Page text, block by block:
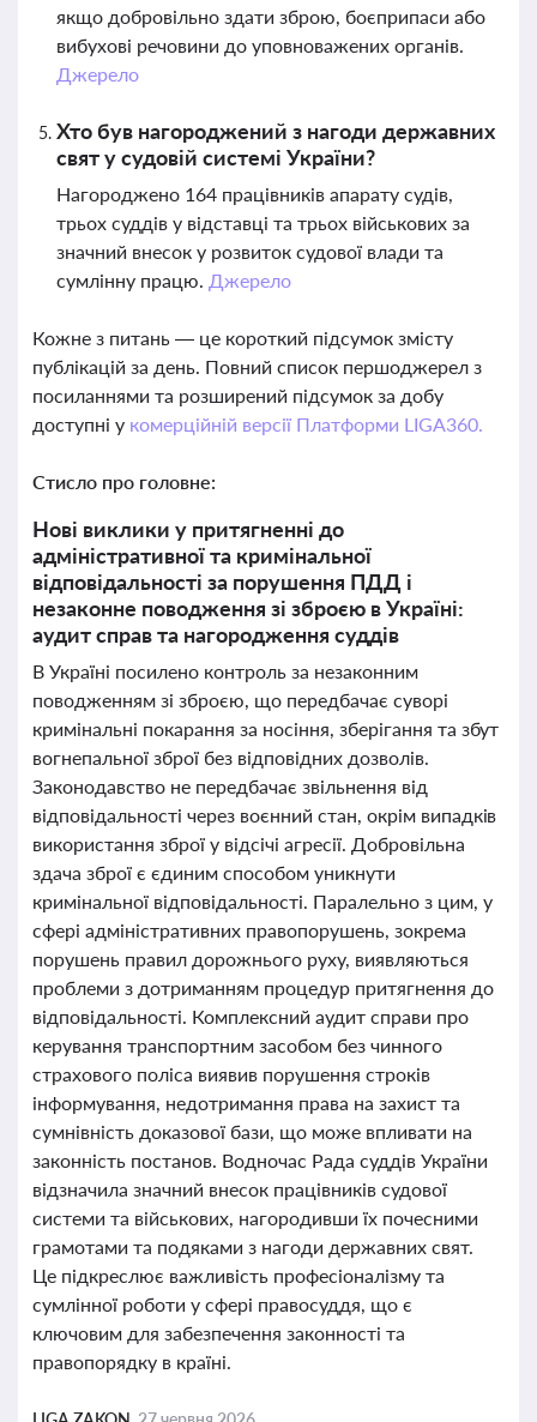
якщо добровільно здати зброю, боєприпаси або
вибухові речовини до уповноважених органів.
Джерело
Хто був нагороджений з нагоди державних
свят у судовій системі України?
Нагороджено 164 працівників апарату судів,
трьох суддів у відставці та трьох військових за
значний внесок у розвиток судової влади та
сумлінну працю. Джерело
Кожне з питань — це короткий підсумок змісту
публікацій за день. Повний список першоджерел з
посиланнями та розширений підсумок за добу
доступні у комерційній версії Платформи LIGA360.
Стисло про головне:
Нові виклики у притягненні до
адміністративної та кримінальної
відповідальності за порушення ПДД і
незаконне поводження зі зброєю в Україні:
аудит справ та нагородження суддів
В Україні посилено контроль за незаконним
поводженням зі зброєю, що передбачає суворі
кримінальні покарання за носіння, зберігання та збут
вогнепальної зброї без відповідних дозволів.
Законодавство не передбачає звільнення від
відповідальності через воєнний стан, окрім випадків
використання зброї у відсічі агресії. Добровільна
здача зброї є єдиним способом уникнути
кримінальної відповідальності. Паралельно з цим, у
сфері адміністративних правопорушень, зокрема
порушень правил дорожнього руху, виявляються
проблеми з дотриманням процедур притягнення до
відповідальності. Комплексний аудит справи про
керування транспортним засобом без чинного
страхового поліса виявив порушення строків
інформування, недотримання права на захист та
сумнівність доказової бази, що може впливати на
законність постанов. Водночас Рада суддів України
відзначила значний внесок працівників судової
системи та військових, нагородивши їх почесними
грамотами та подяками з нагоди державних свят.
Це підкреслює важливість професіоналізму та
сумлінної роботи у сфері правосуддя, що є
ключовим для забезпечення законності та
правопорядку в країні.